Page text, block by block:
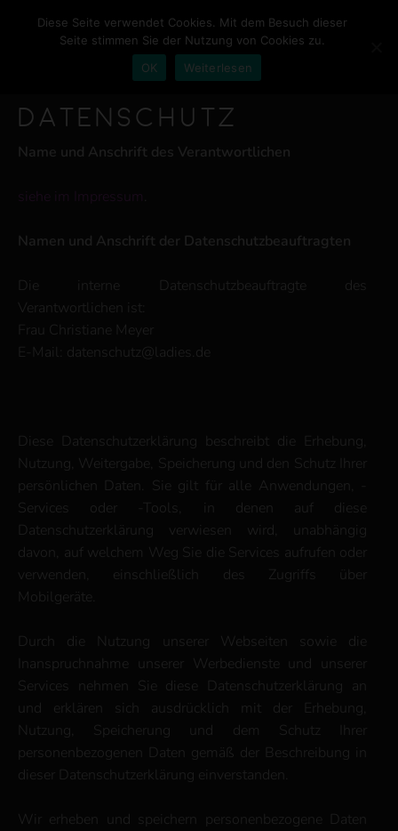
HOME
NEWS
Datenschutz
Name und Anschrift des Verantwortlichen
siehe im Impressum
Namen und Anschrift der Datenschutzbeauftragten
Die interne Datenschutzbeauftragte des
Verantwortlichen ist:
Frau Christiane Meyer
E-Mail: datenschutz@ladies.de
Diese Datenschutzerklärung beschreibt die Erhebung,
Nutzung, Weitergabe, Speicherung und den Schutz Ihrer
persönlichen Daten. Sie gilt für alle Anwendungen, -
Services oder -Tools, in denen auf diese
Datenschutzerklärung verwiesen wird, unabhängig
davon, auf welchem Weg Sie die Services aufrufen oder
verwenden, einschließlich des Zugriffs über
Mobilgeräte.
Durch die Nutzung unserer Webseiten sowie die
Inanspruchnahme unserer Werbedienste und unserer
Services nehmen Sie diese Datenschutzerklärung an
und erklären sich ausdrücklich mit der Erhebung,
Nutzung, Speicherung und dem Schutz Ihrer
personenbezogenen Daten gemäß der Beschreibung in
dieser Datenschutzerklärung einverstanden.
Wir erheben und speichern personenbezogene Daten
Diese Seite verwendet Cookies. Mit dem Besuch dieser
Seite stimmen Sie der Nutzung von Cookies zu.
OK
Weiterlesen